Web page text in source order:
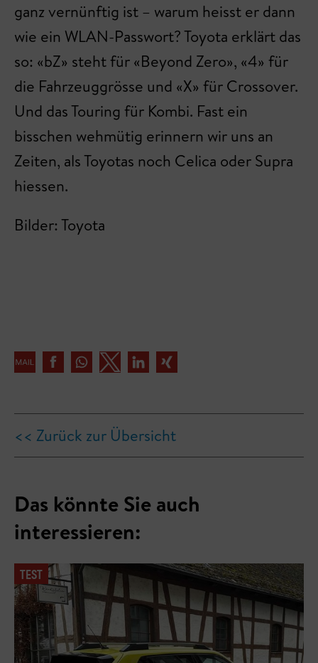
ganz vernünftig ist – warum heisst er dann
wie ein WLAN-Passwort? Toyota erklärt das
so: «bZ» steht für «Beyond Zero», «4» für
die Fahrzeuggrösse und «X» für Crossover.
Und das Touring für Kombi. Fast ein
bisschen wehmütig erinnern wir uns an
Zeiten, als Toyotas noch Celica oder Supra
hiessen.
Bilder: Toyota
<< Zurück zur Übersicht
Das könnte Sie auch
interessieren:
TEST